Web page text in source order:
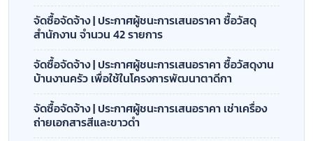
จัดซื้อจัดจ้าง | ประกาศผู้ชนะการเสนอราคา ซื้อวัสดุ
สำนักงาน จำนวน 42 รายการ
จัดซื้อจัดจ้าง | ประกาศผู้ชนะการเสนอราคา ซื้อวัสดุงาน
บ้านงานครัว เพื่อใช้ในโครงการพัฒนาตาดีกา
จัดซื้อจัดจ้าง | ประกาศผู้ชนะการเสนอราคา เช่าเครื่อง
ถ่ายเอกสารสีและขาวดำ